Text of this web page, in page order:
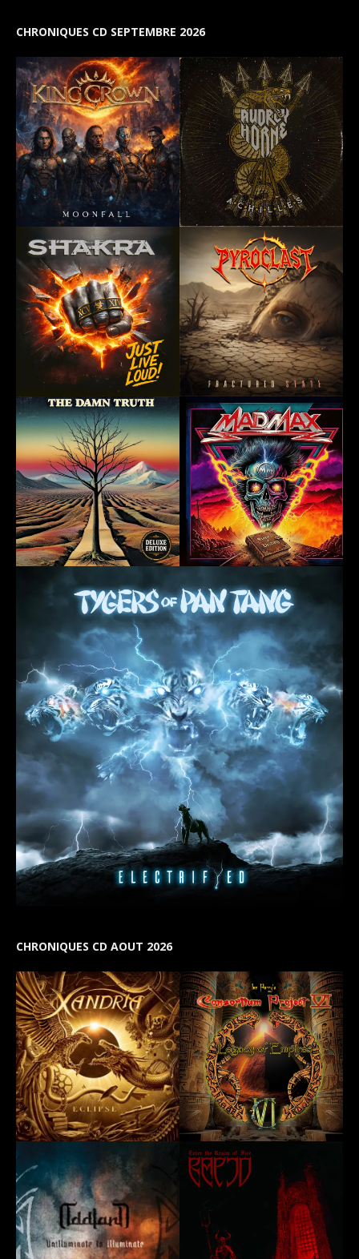
CHRONIQUES CD SEPTEMBRE 2026
CHRONIQUES CD AOUT 2026